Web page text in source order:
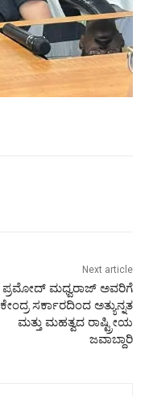
Next article
ಪ್ರಮೋದ್ ಮಧ್ವರಾಜ್ ಅವರಿಗೆ
ಕೇಂದ್ರ ಸರ್ಕಾರದಿಂದ ಅತ್ಯುನ್ನತ
ಮತ್ತು ಮಹತ್ವದ ರಾಷ್ಟ್ರೀಯ
ಜವಾಬ್ದಾರಿ